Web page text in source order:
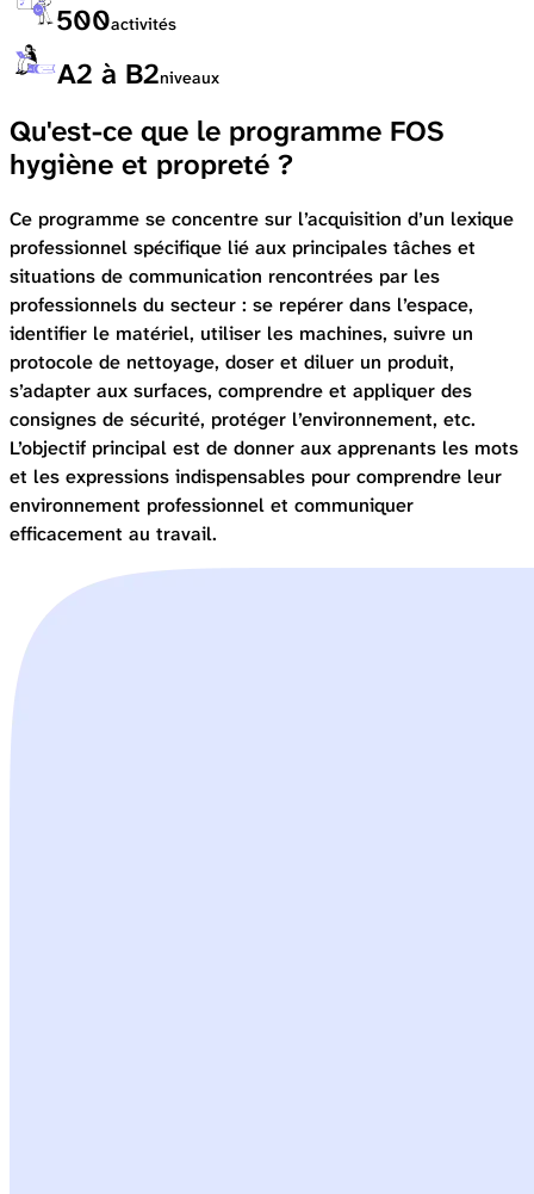
500activités
A2 à B2niveaux
Qu'est-ce que le programme FOS
hygiène et propreté ?
Ce programme se concentre sur l’acquisition d’un lexique
professionnel spécifique lié aux principales tâches et
situations de communication rencontrées par les
professionnels du secteur : se repérer dans l’espace,
identifier le matériel, utiliser les machines, suivre un
protocole de nettoyage, doser et diluer un produit,
s’adapter aux surfaces, comprendre et appliquer des
consignes de sécurité, protéger l’environnement, etc.
L’objectif principal est de donner aux apprenants les mots
et les expressions indispensables pour comprendre leur
environnement professionnel et communiquer
efficacement au travail.